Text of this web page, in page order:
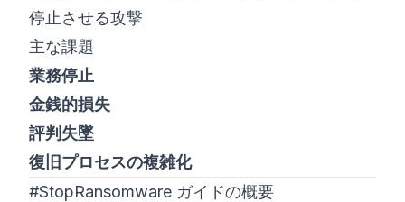
停止させる攻撃
主な課題
業務停止
金銭的損失
評判失墜
復旧プロセスの複雑化
#StopRansomware ガイドの概要